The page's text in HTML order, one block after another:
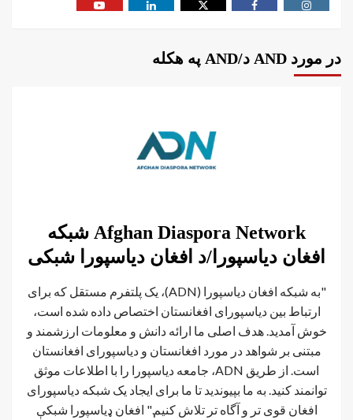
در مورد AND د/AND په هکله
Afghan Diaspora Network شبکه
افغان دیاسپورا/د افغان دیاسپورا شبکی
"به شبکه افغان دیاسپورا (ADN)، یک پلتفرم مستقل که برای
ارتباط بین دیاسپورای افغانستان اختصاص داده شده است،
خوش آمدید. هدف اصلی ما ارائه دانش و معلومات ارزشمند و
مبتنی بر شواهد در مورد افغانستان و دیاسپورای افغانستان
است. از طریق ADN، جامعه دیاسپورا را با اطلاعات موثق
توانمند کنید. به ما بپیوندید تا ما برای ایجاد یک شبکه دیاسپورای
افغان قوی تر و آگاه تر تلاش کنیم." افغان ډیاسپورا شبکې